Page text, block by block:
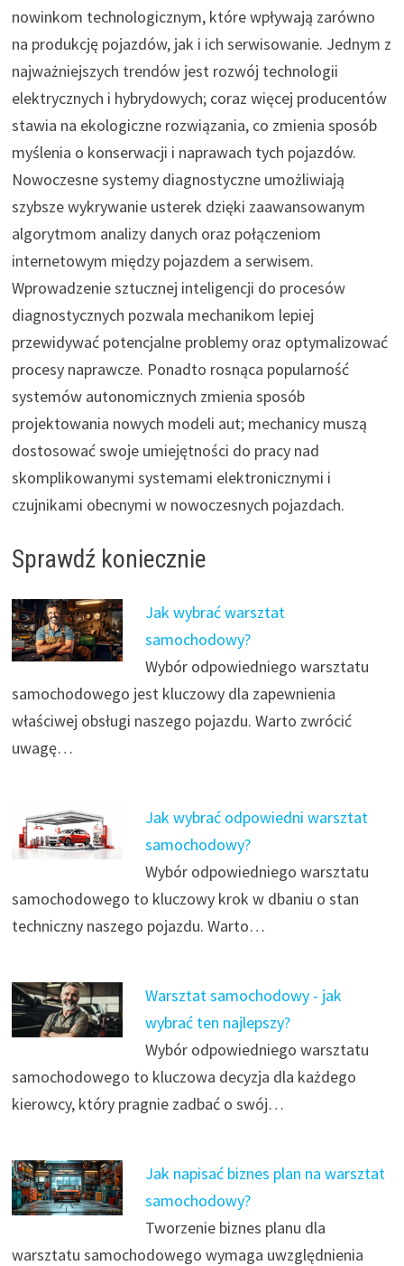
nowinkom technologicznym, które wpływają zarówno
na produkcję pojazdów, jak i ich serwisowanie. Jednym z
najważniejszych trendów jest rozwój technologii
elektrycznych i hybrydowych; coraz więcej producentów
stawia na ekologiczne rozwiązania, co zmienia sposób
myślenia o konserwacji i naprawach tych pojazdów.
Nowoczesne systemy diagnostyczne umożliwiają
szybsze wykrywanie usterek dzięki zaawansowanym
algorytmom analizy danych oraz połączeniom
internetowym między pojazdem a serwisem.
Wprowadzenie sztucznej inteligencji do procesów
diagnostycznych pozwala mechanikom lepiej
przewidywać potencjalne problemy oraz optymalizować
procesy naprawcze. Ponadto rosnąca popularność
systemów autonomicznych zmienia sposób
projektowania nowych modeli aut; mechanicy muszą
dostosować swoje umiejętności do pracy nad
skomplikowanymi systemami elektronicznymi i
czujnikami obecnymi w nowoczesnych pojazdach.
Sprawdź koniecznie
Jak wybrać warsztat
samochodowy?
Wybór odpowiedniego warsztatu
samochodowego jest kluczowy dla zapewnienia
właściwej obsługi naszego pojazdu. Warto zwrócić
uwagę…
Jak wybrać odpowiedni warsztat
samochodowy?
Wybór odpowiedniego warsztatu
samochodowego to kluczowy krok w dbaniu o stan
techniczny naszego pojazdu. Warto…
Warsztat samochodowy - jak
wybrać ten najlepszy?
Wybór odpowiedniego warsztatu
samochodowego to kluczowa decyzja dla każdego
kierowcy, który pragnie zadbać o swój…
Jak napisać biznes plan na warsztat
samochodowy?
Tworzenie biznes planu dla
warsztatu samochodowego wymaga uwzględnienia